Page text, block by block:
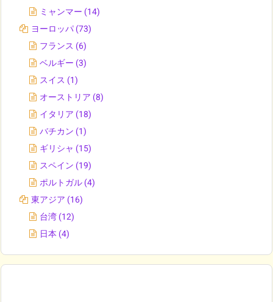
ミャンマー (14)
ヨーロッパ (73)
フランス (6)
ベルギー (3)
スイス (1)
オーストリア (8)
イタリア (18)
バチカン (1)
ギリシャ (15)
スペイン (19)
ポルトガル (4)
東アジア (16)
台湾 (12)
日本 (4)